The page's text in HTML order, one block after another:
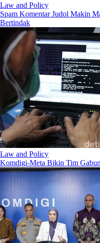
Law and Policy
Spam Komentar Judol Makin
Bertindak
Law and Policy
Komdigi-Meta Bikin Tim